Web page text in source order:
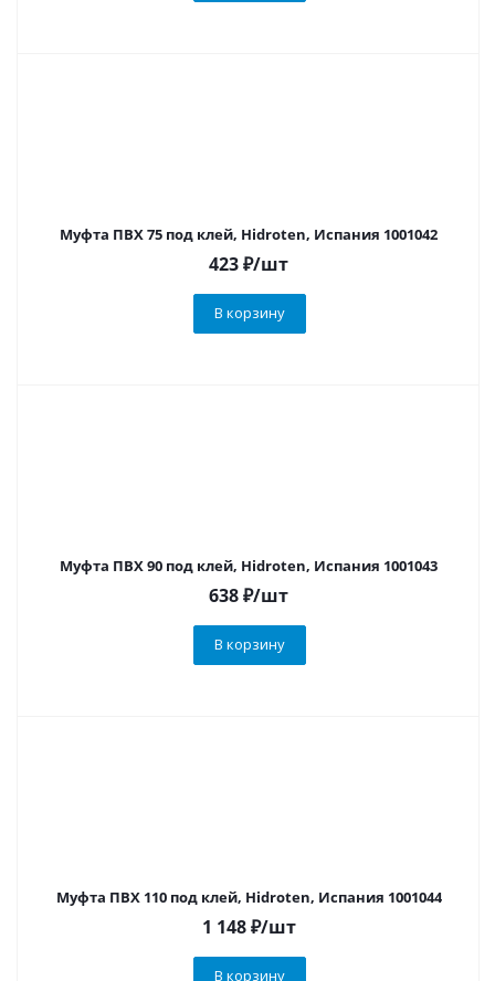
Муфта ПВХ 75 под клей, Hidroten, Испания 1001042
423₽/шт
В корзину
Муфта ПВХ 90 под клей, Hidroten, Испания 1001043
638₽/шт
В корзину
Муфта ПВХ 110 под клей, Hidroten, Испания 1001044
1 148₽/шт
В корзину